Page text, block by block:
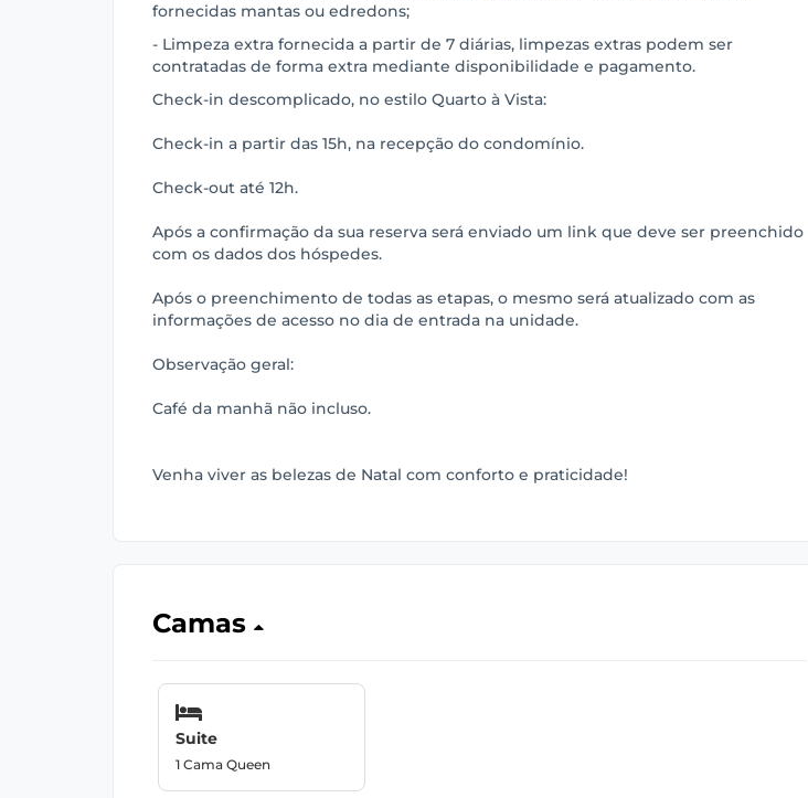
fornecidas mantas ou edredons;
- Limpeza extra fornecida a partir de 7 diárias, limpezas extras podem ser
contratadas de forma extra mediante disponibilidade e pagamento.
Check-in descomplicado, no estilo Quarto à Vista:
Check-in a partir das 15h, na recepção do condomínio.
Check-out até 12h.
Após a confirmação da sua reserva será enviado um link que deve ser preenchido
com os dados dos hóspedes.
Após o preenchimento de todas as etapas, o mesmo será atualizado com as
informações de acesso no dia de entrada na unidade.
Observação geral:
Café da manhã não incluso.
Venha viver as belezas de Natal com conforto e praticidade!
Camas
Suite
1 Cama Queen